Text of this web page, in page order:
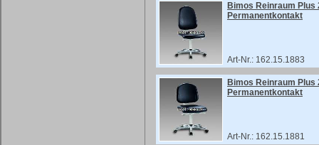
Bimos Reinraum Plus
Permanentkontakt
Art-Nr.: 162.15.1883
Bimos Reinraum Plus
Permanentkontakt
Art-Nr.: 162.15.1881